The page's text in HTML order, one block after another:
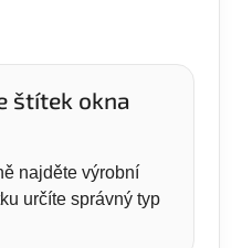
štítek okna
najděte výrobní
určíte správný typ